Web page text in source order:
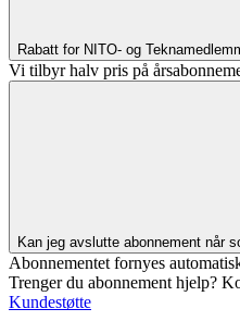
Rabatt for NITO- og
Vi tilbyr halv pris på
Kan jeg avslutte abonnement når
Abonnementet fornyes
Trenger du abonnement hjelp?
Kundestøtte